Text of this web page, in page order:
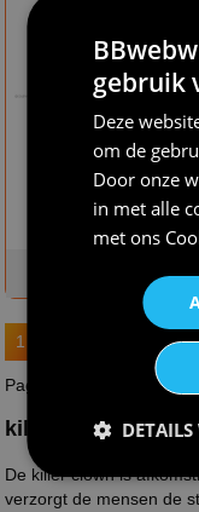
€ 31,95
Mc Killer clown
1
Pagina : 1 van 2
killer clown
De killer clown is
verzorgt de mensen de
gebruik
Deze
om de
Door onze
in met alle
met ons
DETAILS